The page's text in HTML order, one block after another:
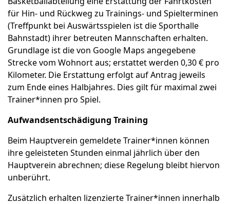
für Hin- und Rückweg zu Trainings- und Spielterminen
(Treffpunkt bei Auswärtsspielen ist die Sporthalle
Bahnstadt) ihrer betreuten Mannschaften erhalten.
Grundlage ist die von Google Maps angegebene
Strecke vom Wohnort aus; erstattet werden 0,30 € pro
Kilometer. Die Erstattung erfolgt auf Antrag jeweils
zum Ende eines Halbjahres. Dies gilt für maximal zwei
Trainer*innen pro Spiel.
Aufwandsentschädigung Training
Beim Hauptverein gemeldete Trainer*innen können
ihre geleisteten Stunden einmal jährlich über den
Hauptverein abrechnen; diese Regelung bleibt hiervon
unberührt.
Zusätzlich erhalten lizenzierte Trainer*innen innerhalb